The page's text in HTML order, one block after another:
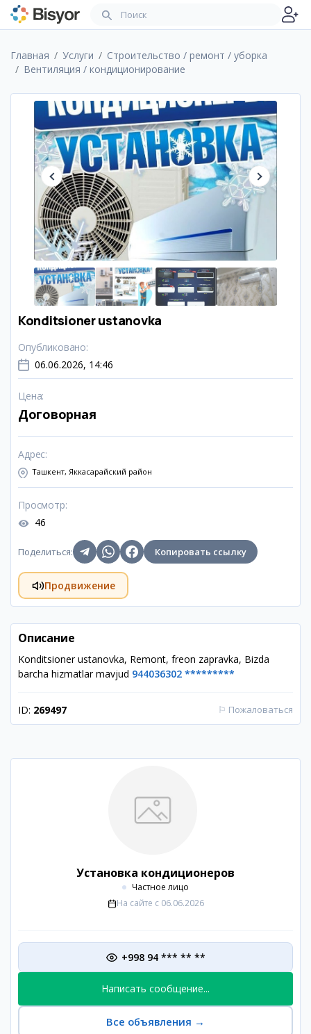
Главная Услуги
Строительство / ремонт / уборка
Вентиляция / кондиционирование
Konditsioner ustanovka
Опубликовано:
06.06.2026, 14:46
Цена:
Договорная
Адрес:
Ташкент, Яккасарайский район
Просмотр:
46
Поделиться: Копировать ссылку
Продвижение
Описание
Konditsioner ustanovka, Remont, freon zapravka, Bizda
barcha hizmatlar mavjud 944036302 *********
ID: 269497 ⚐ Пожаловаться
Установка кондиционеров
Частное лицо
На сайте с 06.06.2026
+998 94 *** ** **
Написать сообщение...
Все объявления →